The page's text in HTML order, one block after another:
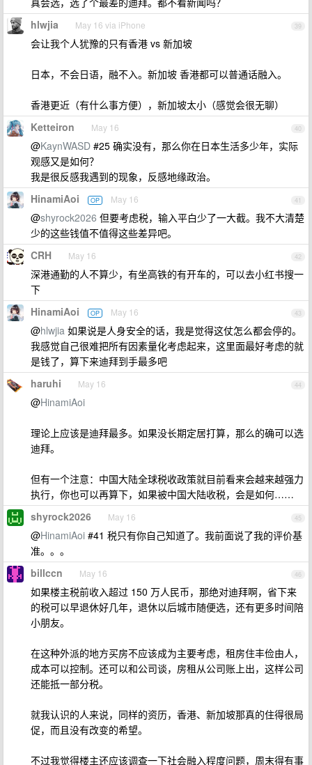
39
hlwjia May 16 via iPhone
会让我个人犹豫的只有香港 vs 新加坡
日本，不会日语，融不入。新加坡 香港都可以普通话融入。
香港更近（有什么事方便），新加坡太小（感觉会很无聊）
40
Ketteiron May 16
@KaynWASD #25 确实没有，那么你在日本生活多少年，实际
观感又是如何？
我是很反感我遇到的现象，反感地缘政治。
41
HinamiAoi OP May 16
@shyrock2026 但要考虑税，输入平白少了一大截。我不大清楚
少的这些钱值不值得这些差异吧。
42
CRH May 16
深港通勤的人不算少，有坐高铁的有开车的，可以去小红书搜一
下
43
HinamiAoi OP May 16
@hlwjia 如果说是人身安全的话，我是觉得这仗怎么都会停的。
我感觉自己很难把所有因素量化考虑起来，这里面最好考虑的就
是钱了，算下来迪拜到手最多吧
44
haruhi May 16
@HinamiAoi
理论上应该是迪拜最多。如果没长期定居打算，那么的确可以选
迪拜。
但有一个注意：中国大陆全球税收政策就目前看来会越来越强力
执行，你也可以再算下，如果被中国大陆收税，会是如何……
45
shyrock2026 May 16
@HinamiAoi #41 税只有你自己知道了。我前面说了我的评价基
准。。。
46
billccn May 16
如果楼主税前收入超过 150 万人民币，那绝对迪拜啊，省下来
的税可以早退休好几年，退休以后城市随便选，还有更多时间陪
小朋友。
在这种外派的地方买房不应该成为主要考虑，租房住丰俭由人，
成本可以控制。还可以和公司谈，房租从公司账上出，这样公司
还能抵一部分税。
就我认识的人来说，同样的资历，香港、新加坡那真的住得很局
促，而且没有改变的希望。
不过我觉得楼主还应该调查一下社会融入程度问题，周末得有事